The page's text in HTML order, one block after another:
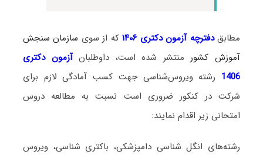
مطابق دفترچه آزمون دکتری ۱۴۰۶ که از سوی سازمان سنجش
آموزش کشورمنتشر شده است، داوطلبان آزمون دکتری
1406 رشته ویروس‌شناسی جهت کسب آمادگی لازم برای
شرکت در کنکور ضروری است نسبت به مطالعه دروس
امتحانی زیر اقدام نمایند:
رشته‌های انگل شناسی دامپزشکی، باکتری شناسی، ویروس